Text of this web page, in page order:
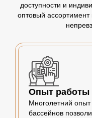
доступности и
оптовый ассортимент
Опыт работы
Многолетний опыт
бассейнов